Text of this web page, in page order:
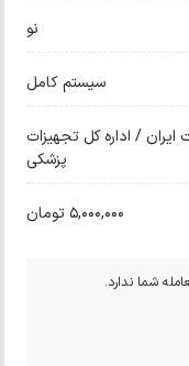
نو
سیستم کامل
/ اداره کل تجهیزات
پزشکی
5,000,000 تومان
شما ندارد.